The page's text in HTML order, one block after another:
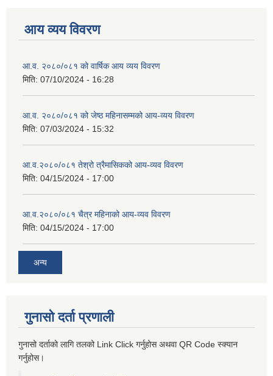
आय व्यय विवरण
आ.व. २०८०/०८१ को वार्षिक आय व्यय विवरण
मिति: 07/10/2024 - 16:28
आ.व. २०८०/०८१ को जेष्ठ महिनासम्मको आय-व्यय विवरण
मिति: 07/03/2024 - 15:32
आ.व.२०८०/०८१ तेश्रो त्रैमासिकको आय-व्यव विवरण
मिति: 04/15/2024 - 17:00
आ.व.२०८०/०८१ चैत्र महिनाको आय-व्यव विवरण
मिति: 04/15/2024 - 17:00
अन्य
गुनासो दर्ता प्रणाली
गुनासो दर्ताको लागि तलको Link Click गर्नुहोस अथवा QR Code स्क्यान
गर्नुहोस।